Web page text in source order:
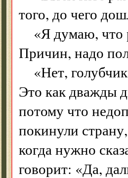
того, до чего
«Я думаю, что
Причин, надо
«Нет,
Это как дважды
потому что
покинули
когда нужно
говорит: «Да,